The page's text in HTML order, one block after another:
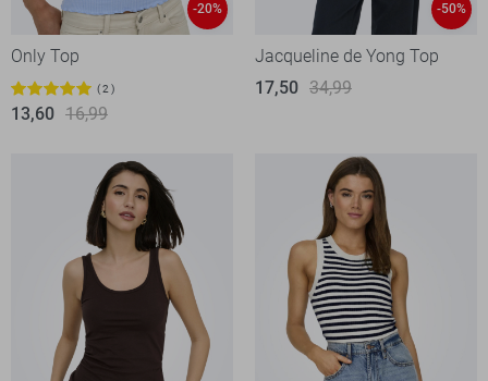
-20%
Only Top
2
13,60 16,99
-50%
Jacqueline de Yong Top
17,50 34,99